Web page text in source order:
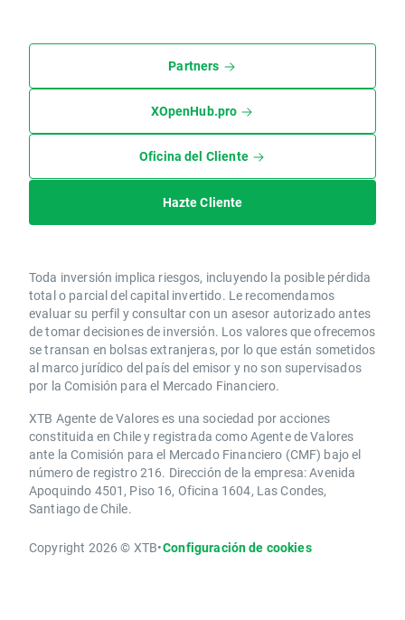
Partners
XOpenHub.pro
Oficina del Cliente
Hazte Cliente
Toda inversión implica riesgos, incluyendo la posible pérdida
total o parcial del capital invertido. Le recomendamos
evaluar su perfil y consultar con un asesor autorizado antes
de tomar decisiones de inversión. Los valores que ofrecemos
se transan en bolsas extranjeras, por lo que están sometidos
al marco jurídico del país del emisor y no son supervisados
por la Comisión para el Mercado Financiero.
XTB Agente de Valores es una sociedad por acciones
constituida en Chile y registrada como Agente de Valores
ante la Comisión para el Mercado Financiero (CMF) bajo el
número de registro 216. Dirección de la empresa: Avenida
Apoquindo 4501, Piso 16, Oficina 1604, Las Condes,
Santiago de Chile.
Copyright 2026 © XTB•Configuración de cookies